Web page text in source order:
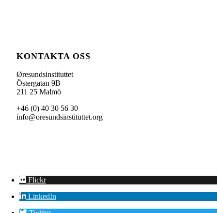
KONTAKTA OSS
Øresundsinstituttet
Östergatan 9B
211 25 Malmö
+46 (0) 40 30 56 30
info@oresundsinstituttet.org
Flickr
LinkedIn